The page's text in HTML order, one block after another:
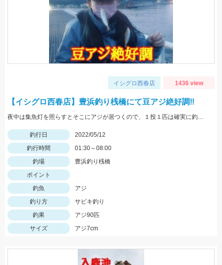
イシグロ西春店 1436 view
【イシグロ西春店】豊浜釣り桟橋にて豆アジ絶好調‼
夜中は集魚灯を照らすとそこにアジが居つくので、１投１匹は確実に釣れますよ♪
釣行日
2022/05/12
釣行時間
01:30～08:00
釣場
豊浜釣り桟橋
ポイント
釣魚
アジ
釣り方
サビキ釣り
釣果
アジ90匹
サイズ
アジ7cm